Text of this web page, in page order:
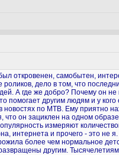
откровенен, самобытен,
дело в том, что
А где же добро? Почему он не
помогает другим людям и у
по МТВ. Ему приятно
он зациклен на одном
измеряют
интернета и прочего - это
более чем нормальное
другим.